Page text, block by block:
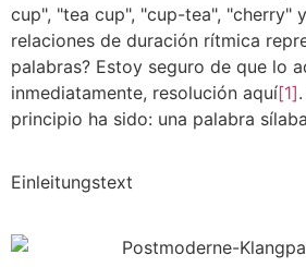
cup", "tea cup", "cup-tea", "cherry"
relaciones de duración rítmica
palabras? Estoy seguro de que lo
inmediatamente, resolución aquí[1]
principio ha sido: una palabra
Einleitungstext